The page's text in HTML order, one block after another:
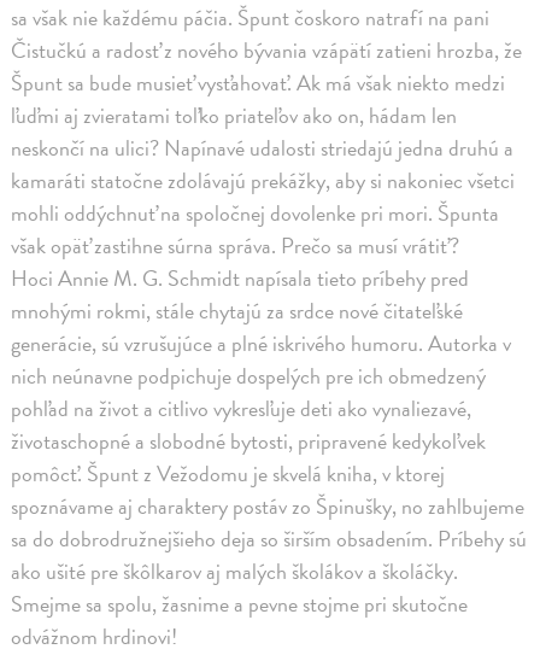
sa však nie každému páčia. Špunt čoskoro natrafí na pani
Čistučkú a radosť z nového bývania vzápätí zatieni hrozba, že
Špunt sa bude musieť vysťahovať. Ak má však niekto medzi
ľuďmi aj zvieratami toľko priateľov ako on, hádam len
neskončí na ulici? Napínavé udalosti striedajú jedna druhú a
kamaráti statočne zdolávajú prekážky, aby si nakoniec všetci
mohli oddýchnuť na spoločnej dovolenke pri mori. Špunta
však opäť zastihne súrna správa. Prečo sa musí vrátiť?
Hoci Annie M. G. Schmidt napísala tieto príbehy pred
mnohými rokmi, stále chytajú za srdce nové čitateľské
generácie, sú vzrušujúce a plné iskrivého humoru. Autorka v
nich neúnavne podpichuje dospelých pre ich obmedzený
pohľad na život a citlivo vykresľuje deti ako vynaliezavé,
životaschopné a slobodné bytosti, pripravené kedykoľvek
pomôcť. Špunt z Vežodomu je skvelá kniha, v ktorej
spoznávame aj charaktery postáv zo Špinušky, no zahlbujeme
sa do dobrodružnejšieho deja so širším obsadením. Príbehy sú
ako ušité pre škôlkarov aj malých školákov a školáčky.
Smejme sa spolu, žasnime a pevne stojme pri skutočne
odvážnom hrdinovi!